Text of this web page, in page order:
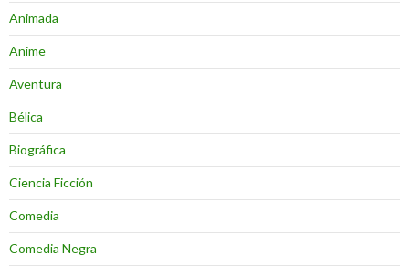
Animada
Anime
Aventura
Bélica
Biográfica
Ciencia Ficción
Comedia
Comedia Negra